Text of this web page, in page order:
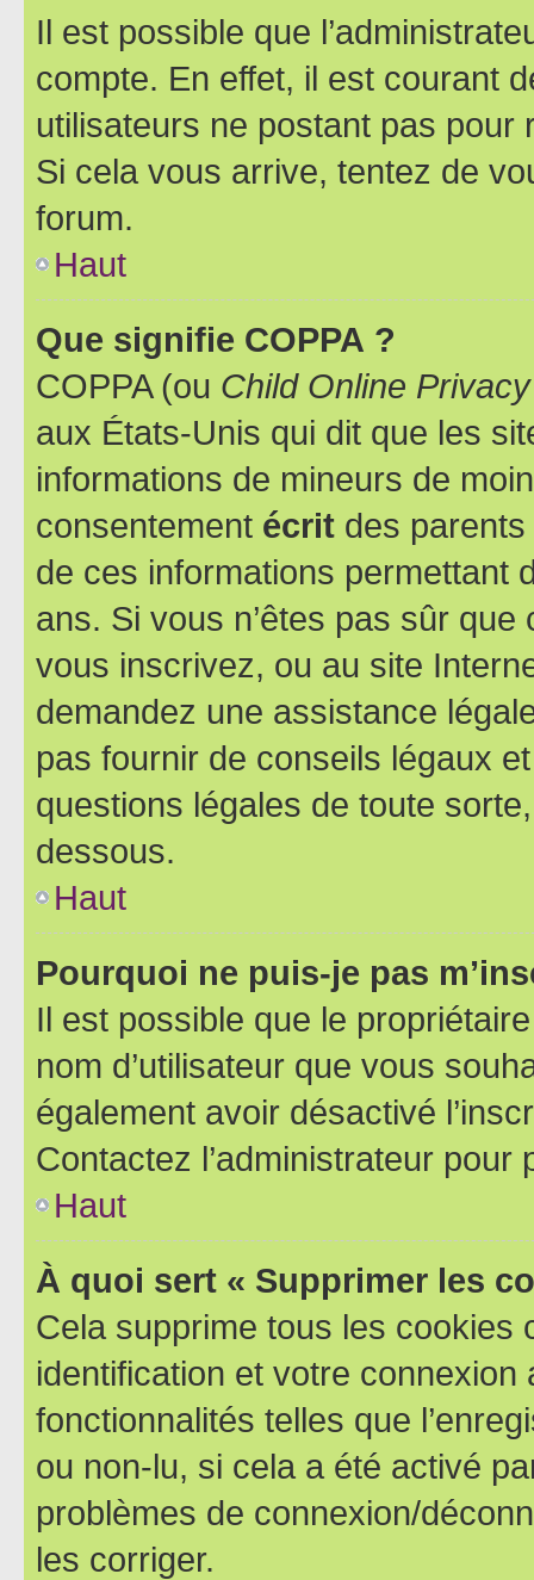
Il est possible que
compte. En effet, il est courant
utilisateurs ne postant pas pour
Si cela vous arrive, tentez de
forum.
Haut
Que signifie COPPA ?
COPPA (ou Child Online
aux États-Unis qui dit que les
informations de mineurs de
consentement écrit des parents
de ces informations permettant
ans. Si vous n’êtes pas sûr
vous inscrivez, ou au site
demandez une assistance
pas fournir de conseils légaux
questions légales de toute
dessous.
Haut
Pourquoi ne puis-je pas
Il est possible que le
nom d’utilisateur que vous
également avoir désactivé
Contactez l’administrateur
Haut
À quoi sert « Supprimer les
Cela supprime tous les cookies
identification et votre
fonctionnalités telles que
ou non-lu, si cela a été activé
problèmes de connexion/
les corriger.